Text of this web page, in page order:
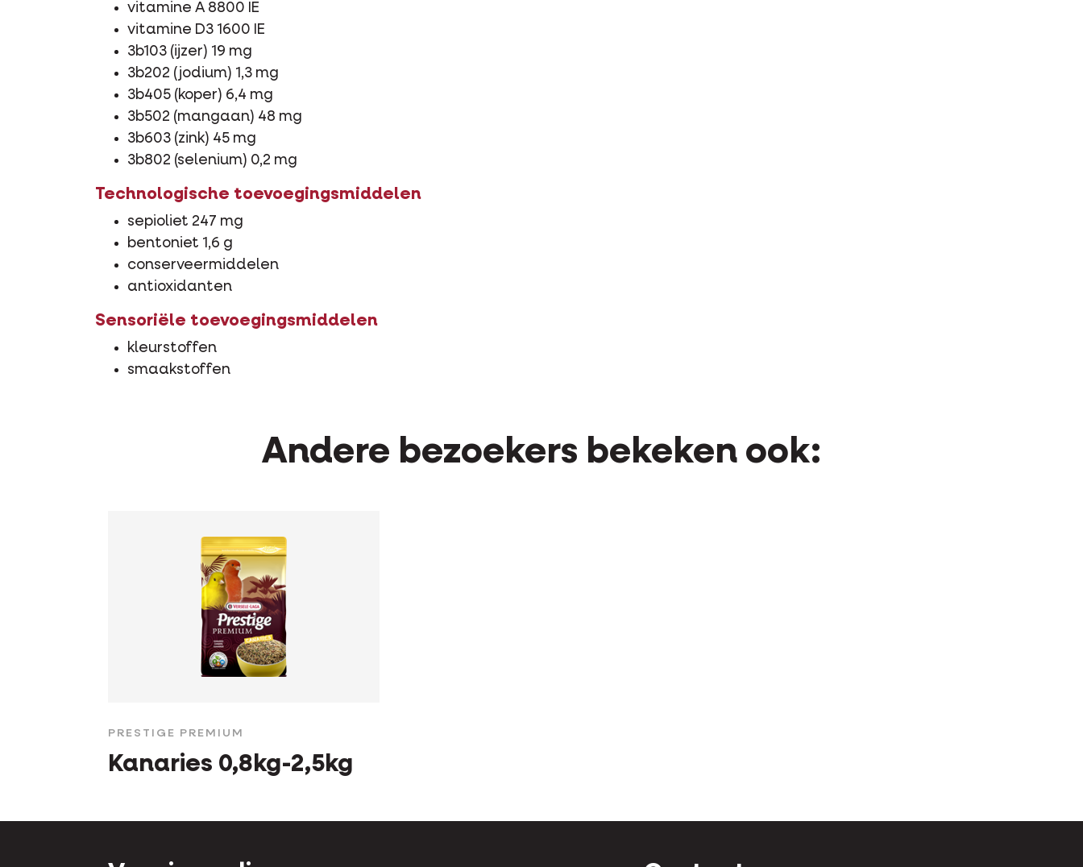
vitamine A 8800 IE
vitamine D3 1600 IE
3b103 (ijzer) 19 mg
3b202 (jodium) 1,3 mg
3b405 (koper) 6,4 mg
3b502 (mangaan) 48 mg
3b603 (zink) 45 mg
3b802 (selenium) 0,2 mg
Technologische toevoegingsmiddelen
sepioliet 247 mg
bentoniet 1,6 g
conserveermiddelen
antioxidanten
Sensoriële toevoegingsmiddelen
kleurstoffen
smaakstoffen
Andere bezoekers bekeken ook:
PRESTIGE PREMIUM
Kanaries 0,8kg-2,5kg